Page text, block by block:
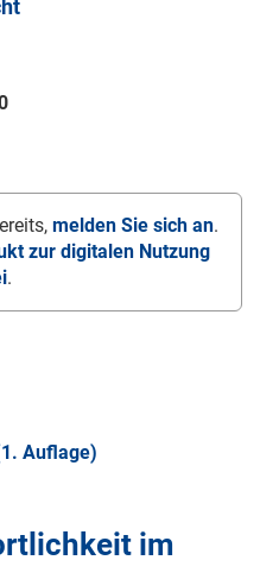
melden Sie sich an.
zur digitalen Nutzung
.
Auflage)
im